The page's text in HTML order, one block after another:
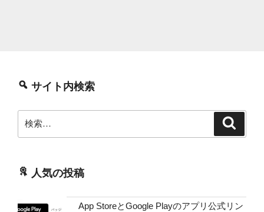
サイト内検索
索:
人気の投稿
App StoreとGoogle Playのアプリ公式リン